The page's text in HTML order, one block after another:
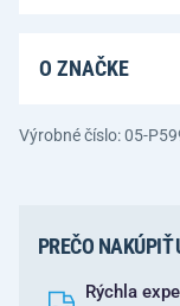
O ZNAČKE
Výrobné číslo: 05-
PREČO NAKÚPIŤ
Rýchla